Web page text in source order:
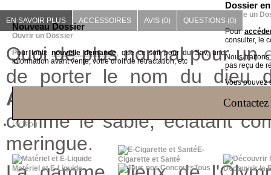
Nouveau Dossier
Ouvrir un Dossier
Pour toute nouvelle demande, que ce soit pour du Sav, une
information avant vente, votre droit de rétractation, etc
Dossier
Suivre un
Pour
consulter, le
Nous
pas reçu de
Vous pouvez
Le Blog
Matériel et E-Liquide
E-
Cigarette et Santé
Tous
Découvrir la
EN SAVOIR PLUS ACCESSOIRES AVIS (0) QUESTIONS (0)
Quoi de plus normal pour un
de porter le nom du dieu
Apollon
est un e liquide
comme le sablé, éclatant
meringue.